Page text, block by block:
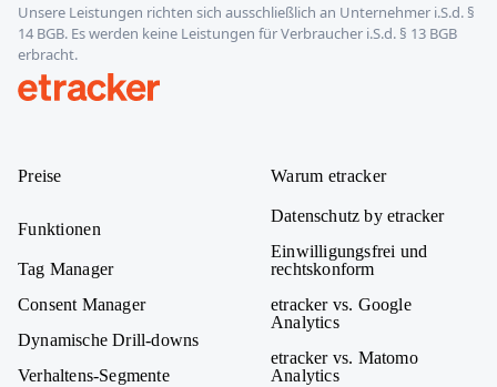
Unsere Leistungen richten sich ausschließlich an Unternehmer i.S.d. §
14 BGB. Es werden keine Leistungen für Verbraucher i.S.d. § 13 BGB
erbracht.
Preise
Funktionen
Tag Manager
Consent Manager
Dynamische Drill-downs
Verhaltens-Segmente
Warum etracker
Datenschutz by etracker
Einwilligungsfrei und
rechtskonform
etracker vs. Google
Analytics
etracker vs. Matomo
Analytics